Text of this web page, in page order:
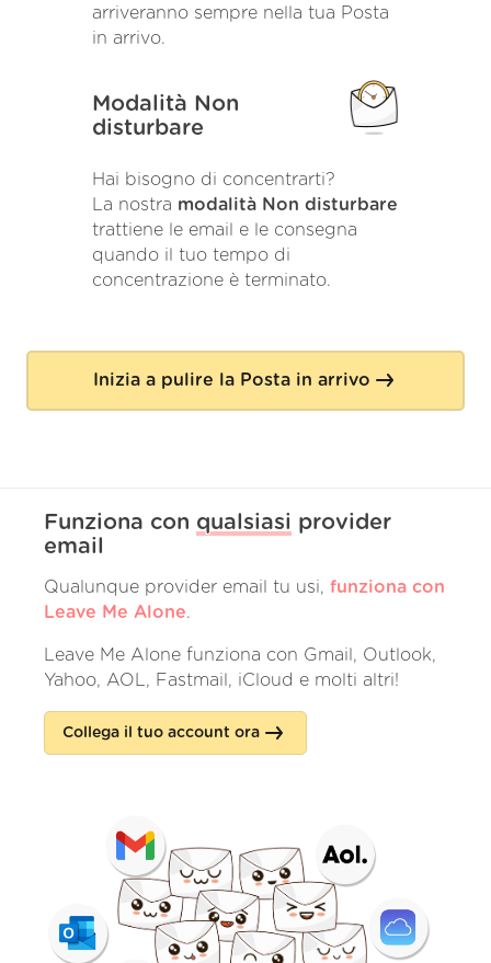
arriveranno sempre nella tua Posta
in arrivo.
Modalità Non
disturbare
Hai bisogno di concentrarti?
La nostra modalità Non disturbare
trattiene le email e le consegna
quando il tuo tempo di
concentrazione è terminato.
Inizia a pulire la Posta in arrivo
Funziona con qualsiasi provider
email
Qualunque provider email tu usi, funziona con
Leave Me Alone.
Leave Me Alone funziona con Gmail, Outlook,
Yahoo, AOL, Fastmail, iCloud e molti altri!
Collega il tuo account ora